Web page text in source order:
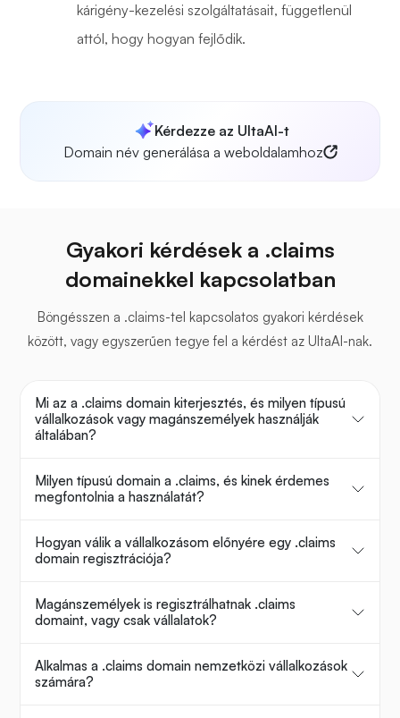
kárigény-kezelési szolgáltatásait, függetlenül
attól, hogy hogyan fejlődik.
Kérdezze az UltaAI-t
Domain név generálása a weboldalamhoz
Gyakori kérdések a .claims
domainekkel kapcsolatban
Böngésszen a .claims-tel kapcsolatos gyakori kérdések
között, vagy egyszerűen tegye fel a kérdést az UltaAI-nak.
Mi az a .claims domain kiterjesztés, és milyen típusú
vállalkozások vagy magánszemélyek használják
általában?
Milyen típusú domain a .claims, és kinek érdemes
megfontolnia a használatát?
Hogyan válik a vállalkozásom előnyére egy .claims
domain regisztrációja?
Magánszemélyek is regisztrálhatnak .claims
domaint, vagy csak vállalatok?
Alkalmas a .claims domain nemzetközi vállalkozások
számára?